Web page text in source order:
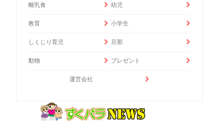
離乳食 幼児
教育 小学生
しくじり育児 旦那
動物 プレゼント
運営会社